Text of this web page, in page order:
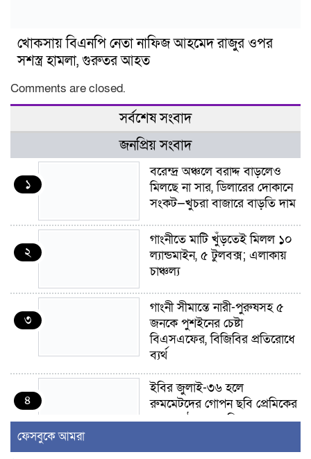
খোকসায় বিএনপি নেতা নাফিজ আহমেদ রাজুর ওপর
সশস্ত্র হামলা, গুরুতর আহত
Comments are closed.
সর্বশেষ সংবাদ
জনপ্রিয় সংবাদ
১
বরেন্দ্র অঞ্চলে বরাদ্দ বাড়লেও
মিলছে না সার, ডিলারের দোকানে
সংকট—খুচরা বাজারে বাড়তি দাম
২
গাংনীতে মাটি খুঁড়তেই মিলল ১০
ল্যান্ডমাইন, ৫ টুলবক্স; এলাকায়
চাঞ্চল্য
৩
গাংনী সীমান্তে নারী-পুরুষসহ ৫
জনকে পুশইনের চেষ্টা
বিএসএফের, বিজিবির প্রতিরোধে
ব্যর্থ
৪
ইবির জুলাই-৩৬ হলে
রুমমেটদের গোপন ছবি প্রেমিকের
কাছে পাঠানোর অভিযোগ, ক্ষোভ
ফেসবুকে আমরা